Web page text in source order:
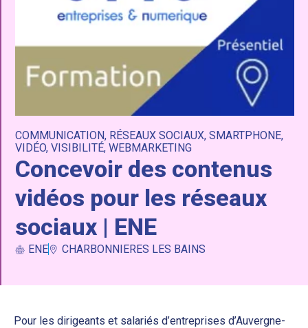
COMMUNICATION, RÉSEAUX SOCIAUX, SMARTPHONE,
VIDÉO, VISIBILITÉ, WEBMARKETING
Concevoir des contenus
vidéos pour les réseaux
sociaux | ENE
ENE CHARBONNIERES LES BAINS
Pour les dirigeants et salariés d’entreprises d’Auvergne-